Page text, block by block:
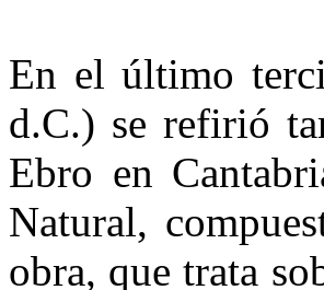
En el último
d.C.) se refirió
Ebro en
Natural,
obra, que trata